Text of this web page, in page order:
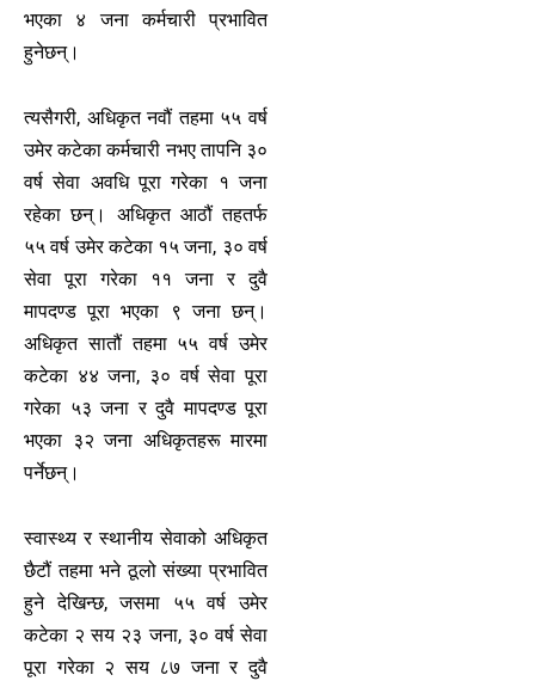
भएका ४ जना कर्मचारी प्रभावित
हुनेछन्।
त्यसैगरी, अधिकृत नवौं तहमा ५५ वर्ष
उमेर कटेका कर्मचारी नभए तापनि ३०
वर्ष सेवा अवधि पूरा गरेका १ जना
रहेका छन्। अधिकृत आठौं तहतर्फ
५५ वर्ष उमेर कटेका १५ जना, ३० वर्ष
सेवा पूरा गरेका ११ जना र दुवै
मापदण्ड पूरा भएका ९ जना छन्।
अधिकृत सातौं तहमा ५५ वर्ष उमेर
कटेका ४४ जना, ३० वर्ष सेवा पूरा
गरेका ५३ जना र दुवै मापदण्ड पूरा
भएका ३२ जना अधिकृतहरू मारमा
पर्नेछन्।
स्वास्थ्य र स्थानीय सेवाको अधिकृत
छैटौं तहमा भने ठूलो संख्या प्रभावित
हुने देखिन्छ, जसमा ५५ वर्ष उमेर
कटेका २ सय २३ जना, ३० वर्ष सेवा
पूरा गरेका २ सय ८७ जना र दुवै